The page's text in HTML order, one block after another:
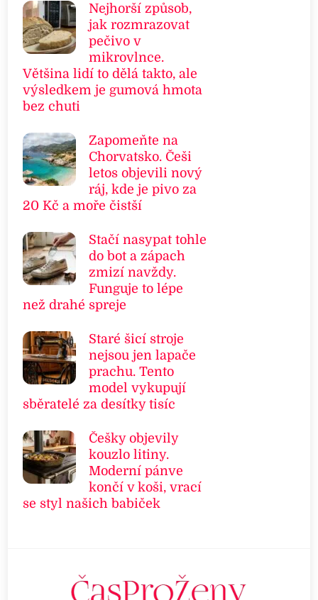
Nejhorší způsob,
jak rozmrazovat
pečivo v
mikrovlnce.
Většina lidí to dělá takto, ale
výsledkem je gumová hmota
bez chuti
Zapomeňte na
Chorvatsko. Češi
letos objevili nový
ráj, kde je pivo za
20 Kč a moře čistší
Stačí nasypat tohle
do bot a zápach
zmizí navždy.
Funguje to lépe
než drahé spreje
Staré šicí stroje
nejsou jen lapače
prachu. Tento
model vykupují
sběratelé za desítky tisíc
Češky objevily
kouzlo litiny.
Moderní pánve
končí v koši, vrací
se styl našich babiček